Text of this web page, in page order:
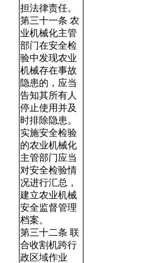
担法律责任。
第三十一条 农
业机械化主管
部门在安全检
验中发现农业
机械存在事故
隐患的，应当
告知其所有人
停止使用并及
时排除隐患。
实施安全检验
的农业机械化
主管部门应当
对安全检验情
况进行汇总，
建立农业机械
安全监督管理
档案。
第三十二条 联
合收割机跨行
政区域作业